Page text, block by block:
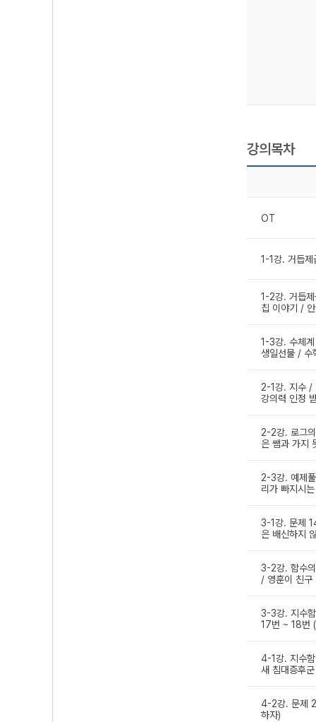
강의목차
OT
1-1강. 거듭제
1-2강. 거듭
칩 이야기 /
1-3강. 수체
생일선물 / 수
2-1강. 지수 /
강의력 인정
2-2강. 로그
은 쌤과 가지
2-3강. 예제
리가 빠지시
3-1강. 문제
은 배신하지
3-2강. 함수
/ 영훈이 친구
3-3강. 지수
17번 ~ 18번
4-1강. 지수
새 침대증후
4-2강. 문제
하자)